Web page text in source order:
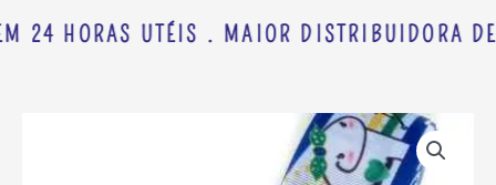
24 HORAS UTÉIS . MAIOR DISTRIBUIDORA